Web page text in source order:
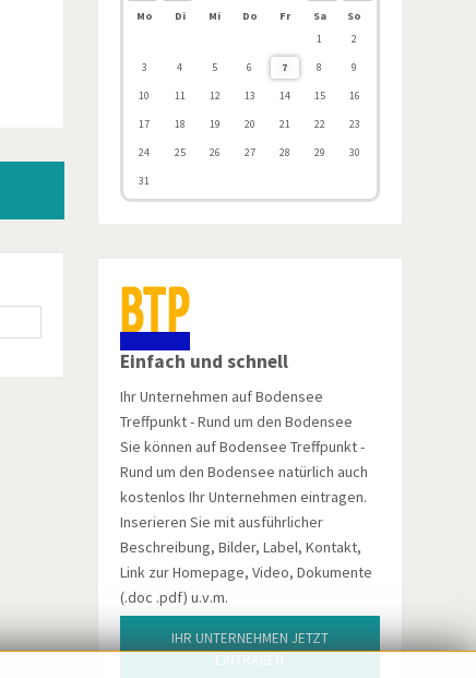
Mo Di Mi Do Fr Sa
So
1
2
3
4 5 6 7 8
9
10
11 12 13 14 15
16
17
18 19 20 21 22
23
24
25 26 27 28 29
30
31
Einfach und schnell
Ihr Unternehmen auf Bodensee
Treffpunkt - Rund um den Bodensee
Sie können auf Bodensee Treffpunkt -
Rund um den Bodensee natürlich auch
kostenlos Ihr Unternehmen eintragen.
Inserieren Sie mit ausführlicher
Beschreibung, Bilder, Label, Kontakt,
Link zur Homepage, Video, Dokumente
(.doc .pdf) u.v.m.
IHR UNTERNEHMEN JETZT
EINTRAGEN